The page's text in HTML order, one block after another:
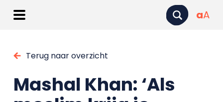
aA
Terug naar overzicht
Mashal Khan: ‘Als